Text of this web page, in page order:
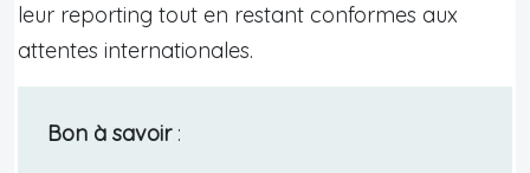
leur reporting tout en restant conformes aux
attentes internationales.
Bon à savoir: